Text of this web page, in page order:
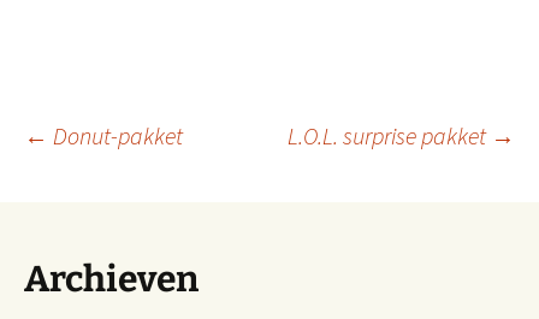
Berichtnavigatie
← Donut-pakket L.O.L. surprise pakket →
Archieven